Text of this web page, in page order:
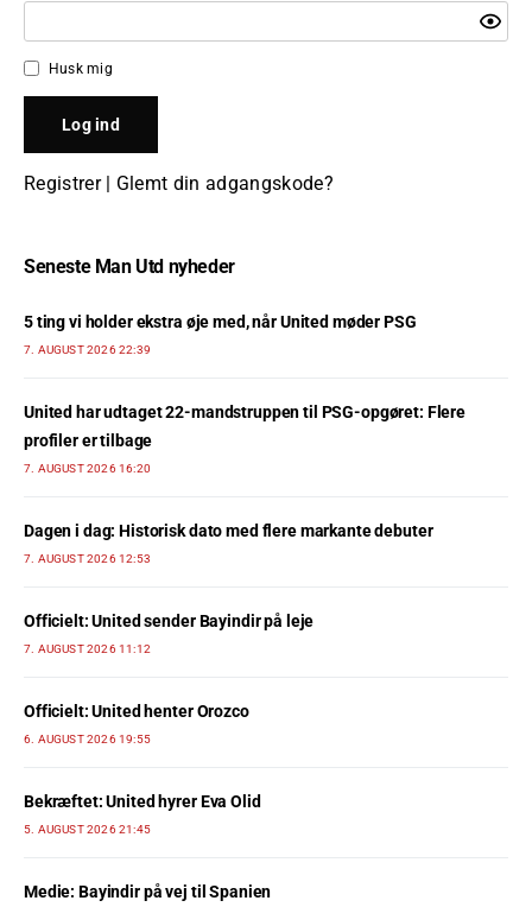
Husk mig
Registrer| Glemt din adgangskode?
Seneste Man Utd nyheder
5 ting vi holder ekstra øje med, når United møder PSG
7. AUGUST 2026 22:39
United har udtaget 22-mandstruppen til PSG-opgøret: Flere
profiler er tilbage
7. AUGUST 2026 16:20
Dagen i dag: Historisk dato med flere markante debuter
7. AUGUST 2026 12:53
Officielt: United sender Bayindir på leje
7. AUGUST 2026 11:12
Officielt: United henter Orozco
6. AUGUST 2026 19:55
Bekræftet: United hyrer Eva Olid
5. AUGUST 2026 21:45
Medie: Bayindir på vej til Spanien